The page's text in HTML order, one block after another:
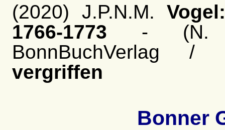
(2020) J.P.N.M.
1766-1773 - (N.
BonnBuchVerlag /
vergriffen
Bonner